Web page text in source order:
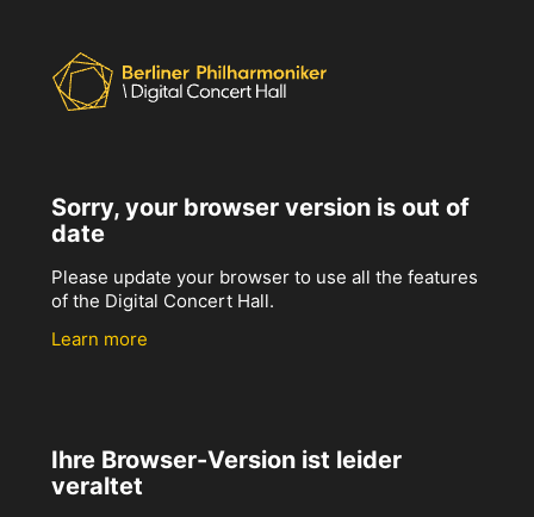
Sorry, your browser version is out of
date
Please update your browser to use all the features
of the Digital Concert Hall.
Learn more
Ihre Browser-Version ist leider
veraltet